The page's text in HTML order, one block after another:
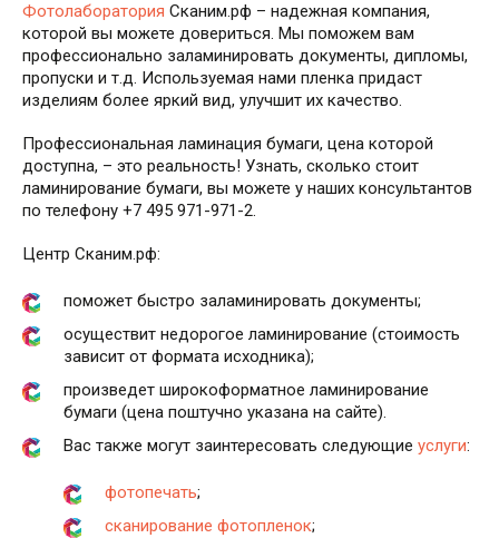
Фотолаборатория Сканим.рф – надежная компания,
которой вы можете довериться. Мы поможем вам
профессионально заламинировать документы, дипломы,
пропуски и т.д. Используемая нами пленка придаст
изделиям более яркий вид, улучшит их качество.
Профессиональная ламинация бумаги, цена которой
доступна, – это реальность! Узнать, сколько стоит
ламинирование бумаги, вы можете у наших консультантов
по телефону +7 495 971-971-2.
Центр Сканим.рф:
поможет быстро заламинировать документы;
осуществит недорогое ламинирование (стоимость
зависит от формата исходника);
произведет широкоформатное ламинирование
бумаги (цена поштучно указана на сайте).
Вас также могут заинтересовать следующие услуги:
фотопечать;
сканирование фотопленок;